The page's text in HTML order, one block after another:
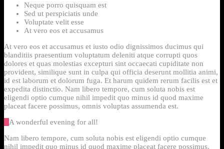
Neque porro quisquam est
Sed ut perspiciatis unde
Voluptate velit esse
At vero eos et accusamus
At vero eos et accusamus et iusto odio dignissimos ducimus qui
blanditiis praesentium voluptatum deleniti atque corrupti quos
dolores et quas molestias excepturi sint occaecati cupiditate non
provident, similique sunt in culpa qui officia deserunt mollitia animi,
id est laborum et dolorum fuga. Et harum quidem rerum facilis est et
expedita distinctio. Nam libero tempore, cum soluta nobis est
eligendi optio cumque nihil impedit quo minus id quod maxime
placeat facere possimus, omnis voluptas assumenda est.
A wonderful evening for all!
Nam libero tempore, cum soluta nobis est eligendi optio cumque
nihil impedit quo minus id quod maxime placeat facere possimus,